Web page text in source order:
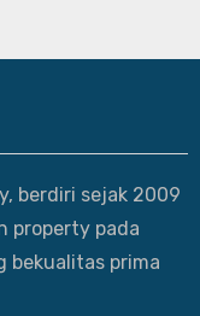
berdiri sejak 2009
property pada
bekualitas prima